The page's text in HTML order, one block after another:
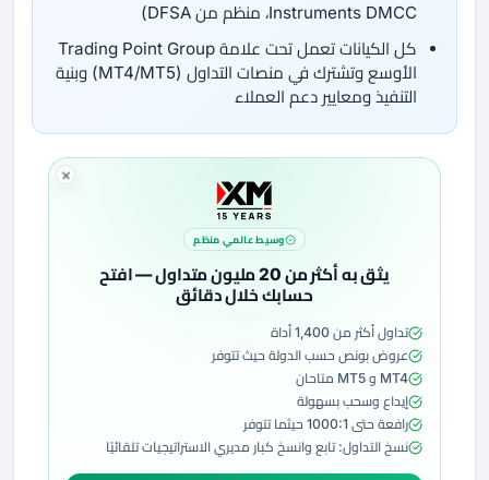
Instruments DMCC، منظم من DFSA)
كل الكيانات تعمل تحت علامة Trading Point Group
الأوسع وتشترك في منصات التداول (MT4/MT5) وبنية
التنفيذ ومعايير دعم العملاء
وسيط عالمي منظم
يثق به أكثر من 20 مليون متداول — افتح
حسابك خلال دقائق
تداول أكثر من 1,400 أداة
عروض بونص حسب الدولة حيث تتوفر
MT4 و MT5 متاحان
إيداع وسحب بسهولة
رافعة حتى 1000:1 حيثما تتوفر
نسخ التداول: تابع وانسخ كبار مديري الاستراتيجيات تلقائيًا